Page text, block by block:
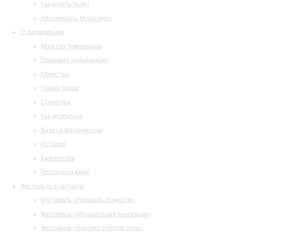
Как купить билет
Абонементы Музитория
О филармонии
Маэстро Темирканов
Правовая информация
Оркестры
Планы залов
Структура
Как добраться
Визит в филармонию
История
Библиотека
Ресторан и кафе
Фестивали и гастроли
Фестиваль «Площадь Искусств»
Фестиваль «Музыкальная коллекция»
Фестиваль «Барокко в белую ночь»